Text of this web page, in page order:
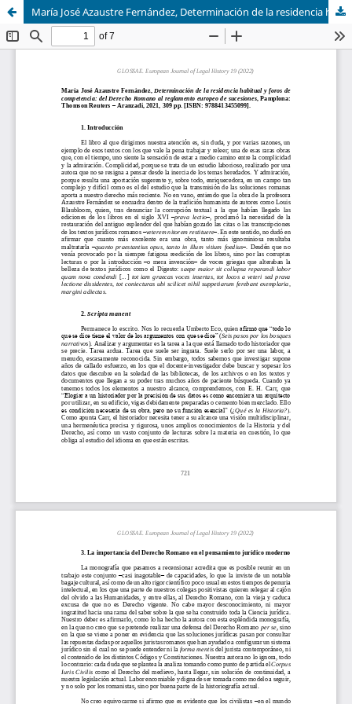
María José Azaustre Fernández, Determinación de la residencia habitual y foros de competencia: del Derecho Romano al reglamento europeo de sucesiones, Pamplona: Thomson Reuters – Aranzadi, 2021, 309 pp. [ISBN: 9788413455099].